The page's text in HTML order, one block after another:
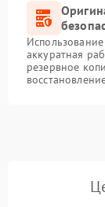
аккуратная
резервное